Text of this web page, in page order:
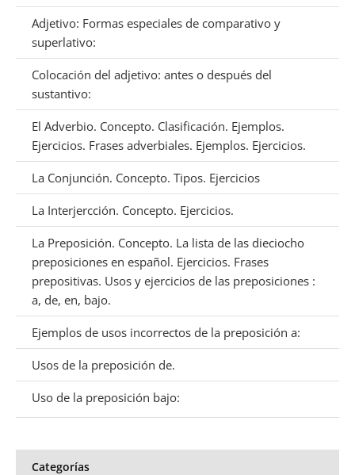
Adjetivo: Formas especiales de comparativo y
superlativo:
Colocación del adjetivo: antes o después del
sustantivo:
El Adverbio. Concepto. Clasificación. Ejemplos.
Ejercicios. Frases adverbiales. Ejemplos. Ejercicios.
La Conjunción. Concepto. Tipos. Ejercicios
La Interjercción. Concepto. Ejercicios.
La Preposición. Concepto. La lista de las dieciocho
preposiciones en español. Ejercicios. Frases
prepositivas. Usos y ejercicios de las preposiciones :
a, de, en, bajo.
Ejemplos de usos incorrectos de la preposición a:
Usos de la preposición de.
Uso de la preposición bajo:
Categorías